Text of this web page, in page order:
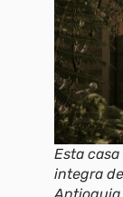
Esta
integra